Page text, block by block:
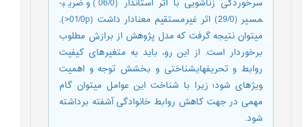
سرخوردگی زناشویی با اثر استاندار (06/0) و ضریب­
مسیر (29/0) اثر غیرمستقیم معنادار داشت (01/0p<).
می­توان نتیجه گرفت که مدل پژوهش از برازش مطلوب
برخوردار است. از این رو، باید به متغیرهای کیفیت
روابط و تحریف­های­شناختی و بخشش توجه و اهمیت
ویژه­ای شود؛ زیرا با شناخت این عوامل می­توان گام
مهمی در جهت کاهش روابط خانوادگی آشفته برداشته
شود.